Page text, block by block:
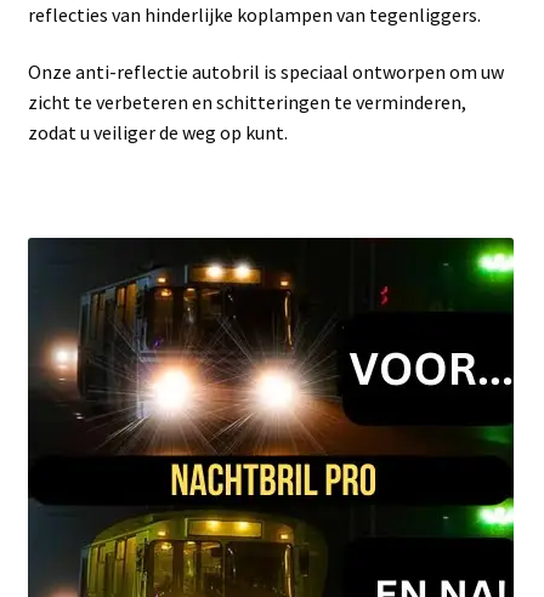
reflecties van hinderlijke koplampen van tegenliggers.
Onze anti-reflectie autobril is speciaal ontworpen om uw
zicht te verbeteren en schitteringen te verminderen,
zodat u veiliger de weg op kunt.